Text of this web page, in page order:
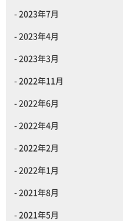
2023年7月
2023年4月
2023年3月
2022年11月
2022年6月
2022年4月
2022年2月
2022年1月
2021年8月
2021年5月